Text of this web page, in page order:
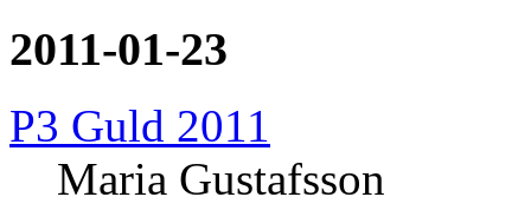
2011-01-23
P3 Guld 2011
Maria Gustafsson